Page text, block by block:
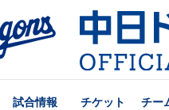
試合情報 チケット チー